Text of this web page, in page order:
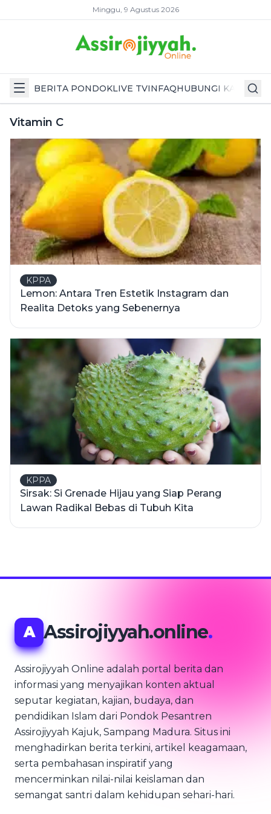
Minggu, 9 Agustus 2026
BERITA PONDOKLIVE TVINFAQHUBUNGI KAMI
Vitamin C
KPPA
Lemon: Antara Tren Estetik Instagram dan
Realita Detoks yang Sebenernya
KPPA
Sirsak: Si Grenade Hijau yang Siap Perang
Lawan Radikal Bebas di Tubuh Kita
A Assirojiyyah.online.
Assirojiyyah Online adalah portal berita dan
informasi yang menyajikan konten aktual
seputar kegiatan, kajian, budaya, dan
pendidikan Islam dari Pondok Pesantren
Assirojiyyah Kajuk, Sampang Madura. Situs ini
menghadirkan berita terkini, artikel keagamaan,
serta pembahasan inspiratif yang
mencerminkan nilai-nilai keislaman dan
semangat santri dalam kehidupan sehari-hari.